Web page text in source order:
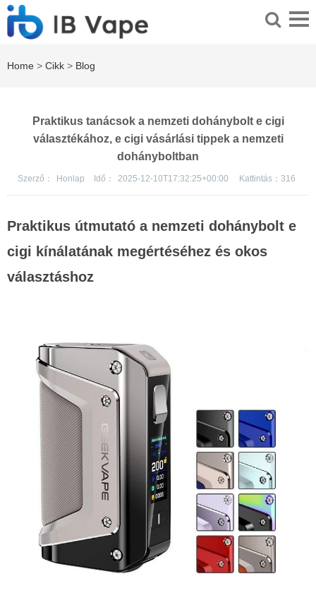
Home > Cikk > Blog
Praktikus tanácsok a nemzeti dohánybolt e cigi
választékához, e cigi vásárlási tippek a nemzeti
dohányboltban
Szerző： Honlap Idő： 2025-12-10T17:32:25+00:00 Kattintás： 316
Praktikus útmutató a nemzeti dohánybolt e
cigi kínálatának megértéséhez és okos
választáshoz